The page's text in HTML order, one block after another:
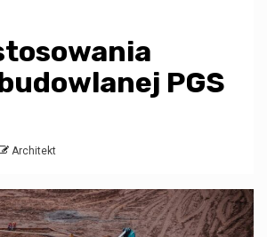
PGS
Architekt